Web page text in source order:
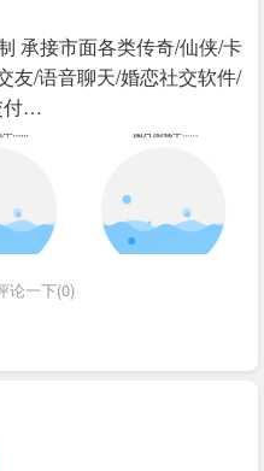
承接市面各类传奇/仙侠/卡
友/语音聊天/婚恋社交软件/
付…
论一下(0)